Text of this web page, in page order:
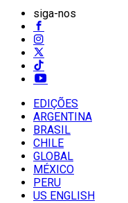
siga-nos
EDIÇÕES
ARGENTINA
BRASIL
CHILE
GLOBAL
MÉXICO
PERU
US ENGLISH